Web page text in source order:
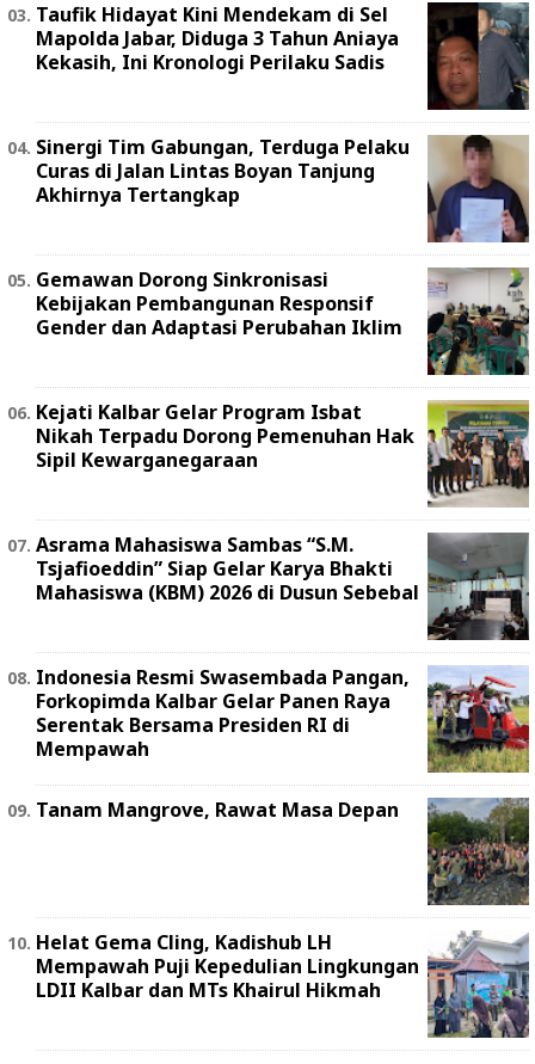
Taufik Hidayat Kini Mendekam di Sel
Mapolda Jabar, Diduga 3 Tahun Aniaya
Kekasih, Ini Kronologi Perilaku Sadis
Sinergi Tim Gabungan, Terduga Pelaku
Curas di Jalan Lintas Boyan Tanjung
Akhirnya Tertangkap
Gemawan Dorong Sinkronisasi
Kebijakan Pembangunan Responsif
Gender dan Adaptasi Perubahan Iklim
Kejati Kalbar Gelar Program Isbat
Nikah Terpadu Dorong Pemenuhan Hak
Sipil Kewarganegaraan
Asrama Mahasiswa Sambas “S.M.
Tsjafioeddin” Siap Gelar Karya Bhakti
Mahasiswa (KBM) 2026 di Dusun Sebebal
Indonesia Resmi Swasembada Pangan,
Forkopimda Kalbar Gelar Panen Raya
Serentak Bersama Presiden RI di
Mempawah
Tanam Mangrove, Rawat Masa Depan
Helat Gema Cling, Kadishub LH
Mempawah Puji Kepedulian Lingkungan
LDII Kalbar dan MTs Khairul Hikmah